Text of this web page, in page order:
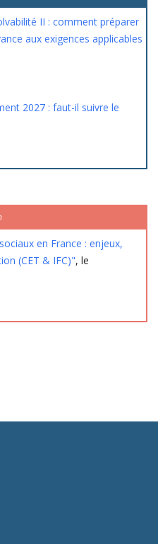
II : comment préparer
aux exigences applicables
2027 : faut-il suivre le
en France : enjeux,
(CET & IFC)", le